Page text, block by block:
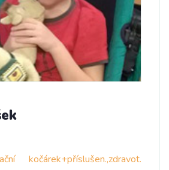
kočárek+příslušen.,zdravot.